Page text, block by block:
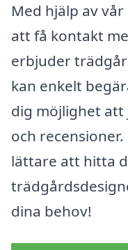
Med hjälp av
att få kontakt
erbjuder
kan enkelt
dig möjlighet
och
lättare att hitta
dina behov!